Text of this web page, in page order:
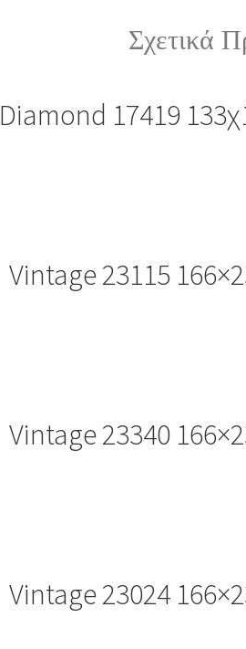
Σχετικά
Diamond 17419
Vintage 23115
Vintage 23340
Vintage 23024